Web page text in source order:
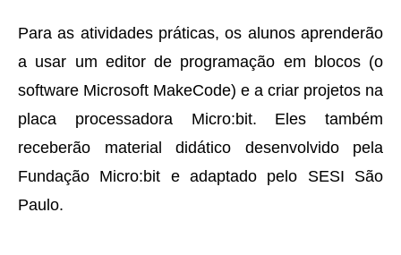
Para as atividades práticas, os alunos aprenderão
a usar um editor de programação em blocos (o
software Microsoft MakeCode) e a criar projetos na
placa processadora Micro:bit. Eles também
receberão material didático desenvolvido pela
Fundação Micro:bit e adaptado pelo SESI São
Paulo.